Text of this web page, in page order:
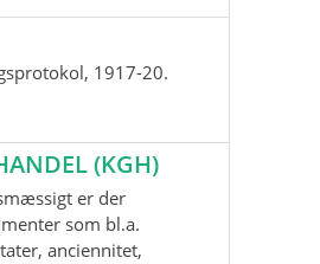
1917-20.
(KGH)
er der
som bl.a.
anciennitet,